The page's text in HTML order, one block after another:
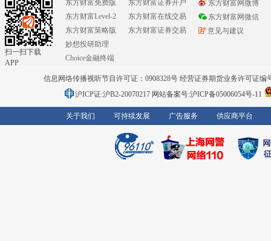
扫一扫下载
APP
东方财富免费版
东方财富Level-2
东方财富策略版
妙想投研助理
Choice金融终端
东方财富证券开户
东方财富在线交易
东方财富证券交易
东方财富网微博
东方财富网微信
意见与建议
信息网络传播视听节目许可证：0908328号 经营证券期货业务许可证编
沪ICP证:沪B2-20070217 网站备案号:沪ICP备05006054号-11
关于我们 可持续发展 广告服务 供应商平台